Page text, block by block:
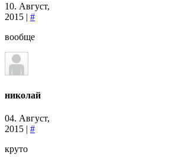
10. Август,
2015 | #
вообще
николай
04. Август,
2015 | #
круто